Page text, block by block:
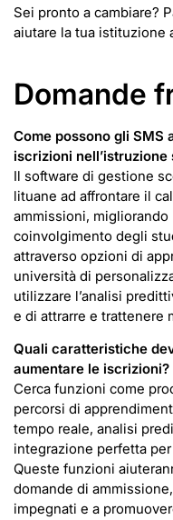
Sei pronto a cambiare?
aiutare la tua istituzione
Domande
Come possono gli
iscrizioni
Il software di gestione
lituane ad affrontare il
ammissioni,
coinvolgimento degli
attraverso opzioni di
università di
utilizzare l’analisi
e di attrarre e trattenere
Quali caratteristiche
aumentare le iscrizioni?
Cerca funzioni come
percorsi di
tempo reale, analisi
integrazione perfetta
Queste funzioni
domande di
impegnati e a